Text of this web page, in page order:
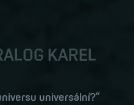
KAREL
universální?“